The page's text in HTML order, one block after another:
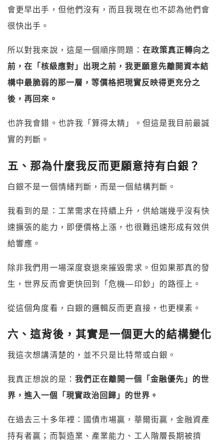
會更早出手，但他們沒有，而且我現在也不認為他們會
很快出手。
所以對我來說，這是一個順序問題： 在政策真正轉向之
前，在「核級應對」出現之前，我更願意先離開資本結
構中最脆弱的那一層，等價格把現實反映得更充分之
後，再回來。
也許我會錯。也許我「算得太精」。但這是我目前最誠
實的判斷。
五、那為什麼我反而更願意持有白銀？
白銀不是一個情緒判斷，而是一個結構判斷。
我看到的是：工業需求在持續上升，供給端幾乎沒有快
速擴張的能力，即便價格上漲，也很難迅速形成有效供
給響應。
除非我們用一場深度衰退來摧毀需求。但如果那真的發
生，世界反而會更快回到「危機—印鈔」的路徑上。
從這個角度看，白銀的邏輯反而更直接，也更樸素。
六、這背後，其實是一個更大的結構變化
我這次想講清楚的，並不只是比特幣或白銀。
我真正想說的是： 我們正在離開一個「金融優先」的世
界，進入一個「現實政治回歸」的世界。
在過去三十多年裡：國債市場贏，華爾街贏，金融資產
持有者贏；而製造業、產業能力、工人階層長期被擠